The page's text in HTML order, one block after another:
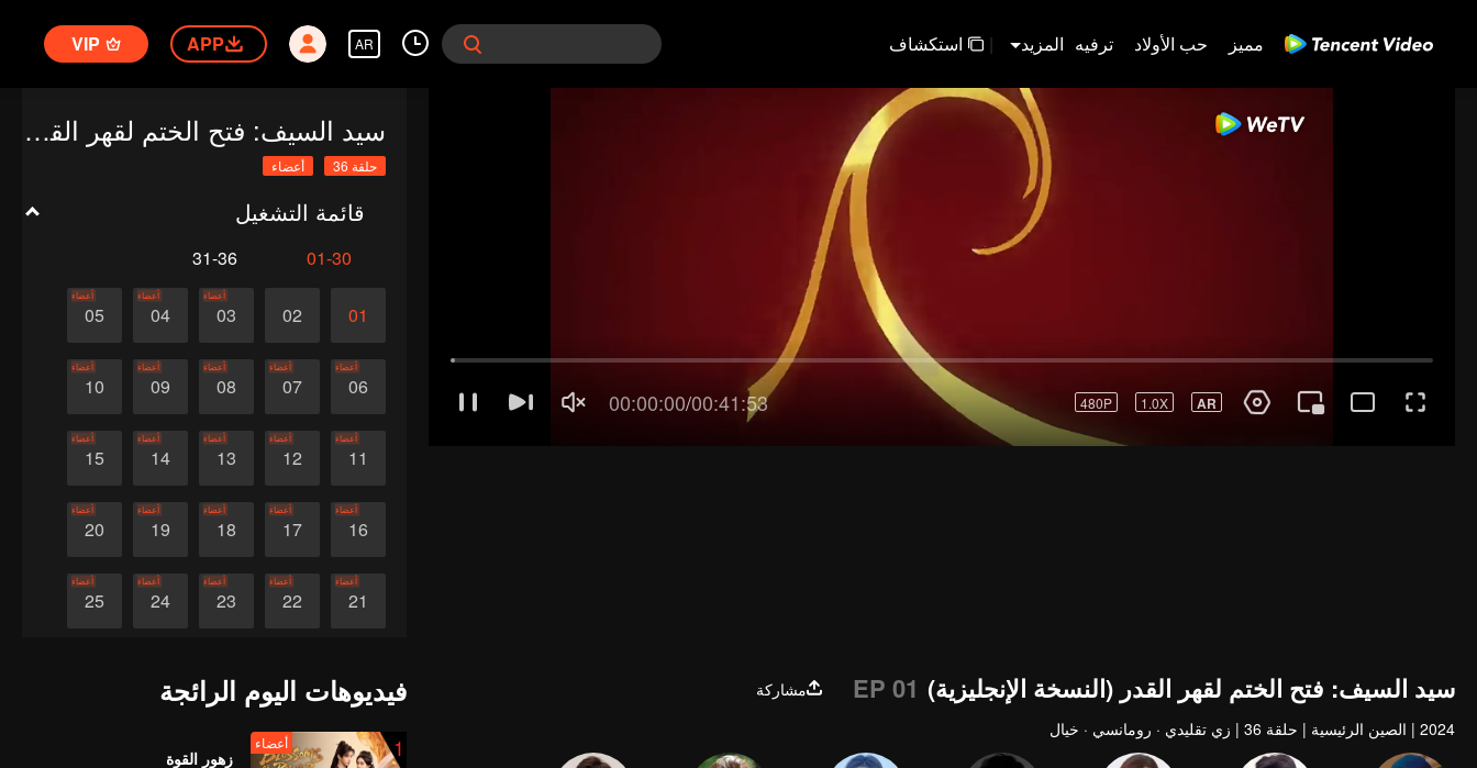
مميز حب الأولاد ترفيه المزيد | استكشاف AR
APP
VIP
سيد السيف: فتح الختم لقهر القدر (النسخة الإنجليزية)
حلقة 36 أعضاء
قائمة التشغيل
01-30
31-36
01
02
03
أعضاء
04
أعضاء
05
أعضاء
06
أعضاء
07
أعضاء
08
أعضاء
09
أعضاء
10
أعضاء
11
أعضاء
12
أعضاء
13
أعضاء
14
أعضاء
15
أعضاء
16
أعضاء
17
أعضاء
18
أعضاء
19
أعضاء
20
أعضاء
21
أعضاء
22
أعضاء
23
أعضاء
24
أعضاء
25
أعضاء
سيد السيف: فتح الختم لقهر القدر (النسخة الإنجليزية) EP 01
مشاركة
2024
| الصين الرئيسية | حلقة 36 | زي تقليدي · رومانسي · خيال
فيديوهات اليوم الرائجة
1 أعضاء
زهور القوة